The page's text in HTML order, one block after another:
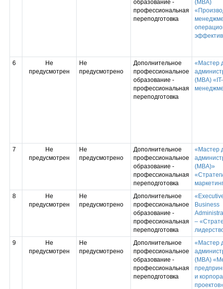
образование -
профессиональная
переподготовка
(MBA)
6
Не
предусмотрен
Не
предусмотрено
Дополнительное
профессиональное
образование -
профессиональная
переподготовка
«Мастер
(MBA) «IT-
7
Не
предусмотрен
Не
предусмотрено
Дополнительное
профессиональное
образование -
профессиональная
переподготовка
«Мастер
(МВА)»
8
Не
предусмотрен
Не
предусмотрено
Дополнительное
профессиональное
образование -
профессиональная
переподготовка
Business
–
9
Не
предусмотрен
Не
предусмотрено
Дополнительное
профессиональное
образование -
профессиональная
переподготовка
«Мастер
(MBA)
и